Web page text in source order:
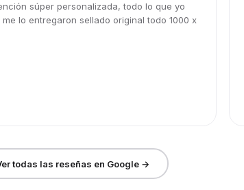
súper personalizada, todo lo que yo
me lo entregaron sellado original todo 1000 x
todas las reseñas en Google →